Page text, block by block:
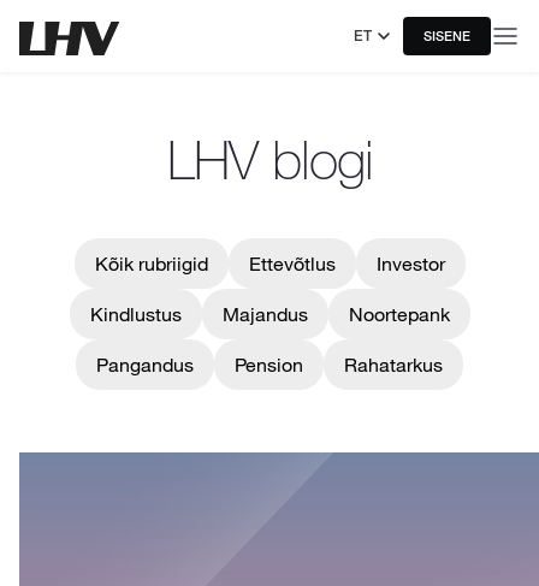
ET SISENE
LHV blogi
Kõik rubriigid Ettevõtlus Investor
Kindlustus Majandus Noortepank
Pangandus Pension Rahatarkus